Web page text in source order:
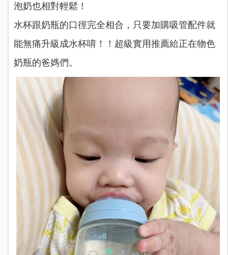
泡奶也相對輕鬆！
水杯跟奶瓶的口徑完全相合，只要加購吸管配件就
能無痛升級成水杯唷！！超級實用推薦給正在物色
奶瓶的爸媽們。